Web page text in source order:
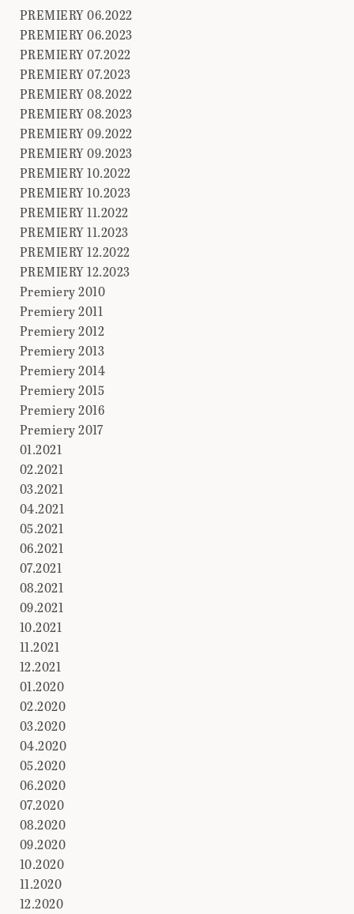
PREMIERY 06.2022
PREMIERY 06.2023
PREMIERY 07.2022
PREMIERY 07.2023
PREMIERY 08.2022
PREMIERY 08.2023
PREMIERY 09.2022
PREMIERY 09.2023
PREMIERY 10.2022
PREMIERY 10.2023
PREMIERY 11.2022
PREMIERY 11.2023
PREMIERY 12.2022
PREMIERY 12.2023
Premiery 2010
Premiery 2011
Premiery 2012
Premiery 2013
Premiery 2014
Premiery 2015
Premiery 2016
Premiery 2017
01.2021
02.2021
03.2021
04.2021
05.2021
06.2021
07.2021
08.2021
09.2021
10.2021
11.2021
12.2021
01.2020
02.2020
03.2020
04.2020
05.2020
06.2020
07.2020
08.2020
09.2020
10.2020
11.2020
12.2020